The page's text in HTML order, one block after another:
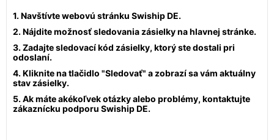
1. Navštívte webovú stránku Swiship DE.
2. Nájdite možnosť sledovania zásielky na hlavnej stránke.
3. Zadajte sledovací kód zásielky, ktorý ste dostali pri
odoslaní.
4. Kliknite na tlačidlo "Sledovať" a zobrazí sa vám aktuálny
stav zásielky.
5. Ak máte akékoľvek otázky alebo problémy, kontaktujte
zákaznícku podporu Swiship DE.